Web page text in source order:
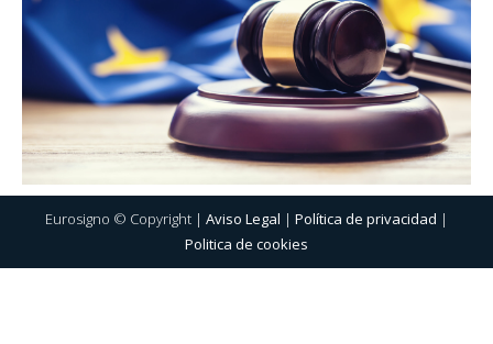
Eurosigno © Copyright | Aviso Legal | Política de privacidad |
Politica de cookies